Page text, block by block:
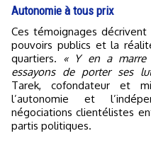
Autonomie à tous prix
Ces témoignages décrivent une cassure évidente entre les
pouvoirs publics et la
quartiers. « Y en a marre
essayons de porter ses
Tarek, cofondateur et
l’autonomie et
négociations clientélistes
partis politiques.